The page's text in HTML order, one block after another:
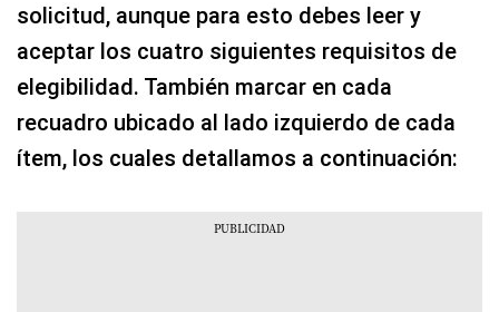
solicitud, aunque para esto debes leer y
aceptar los cuatro siguientes requisitos de
elegibilidad. También marcar en cada
recuadro ubicado al lado izquierdo de cada
ítem, los cuales detallamos a continuación: